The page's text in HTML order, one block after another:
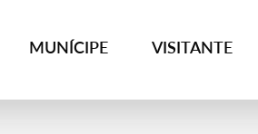
MUNÍCIPE VISITANTE